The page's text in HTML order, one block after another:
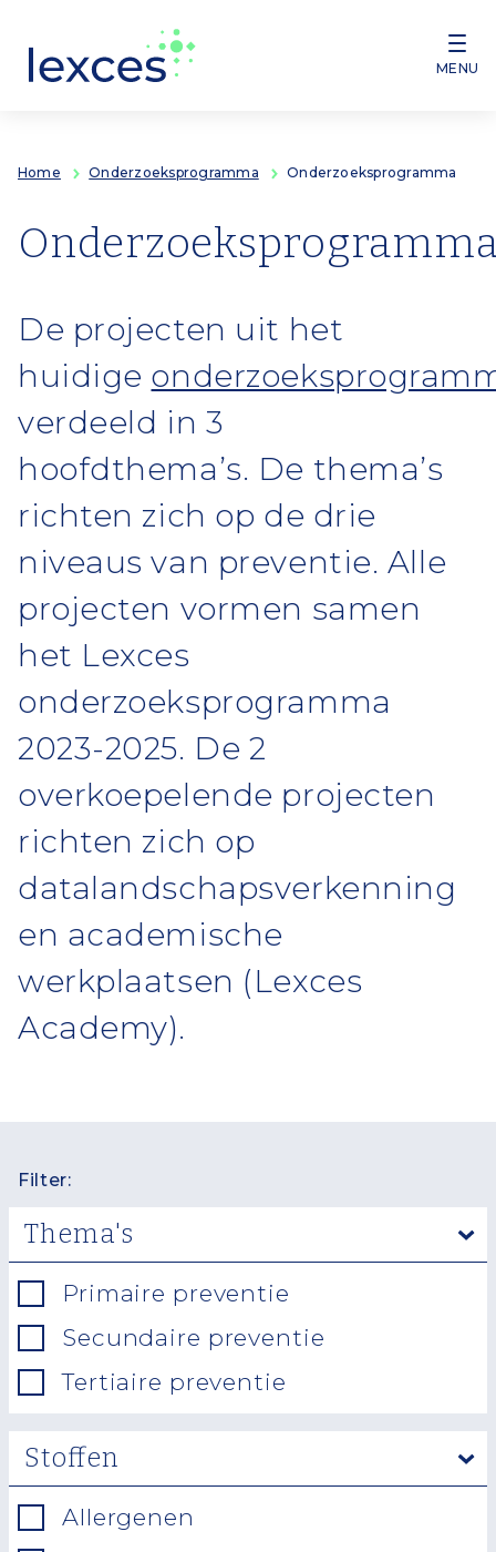
MENU
Home Onderzoeksprogramma Onderzoeksprogramma
De projecten uit het
huidige
verdeeld in 3
hoofdthema’s. De thema’s
richten zich op de drie
niveaus van preventie. Alle
projecten vormen samen
het Lexces
onderzoeksprogramma
2023-2025. De 2
overkoepelende projecten
richten zich op
datalandschapsverkenning
en academische
werkplaatsen (Lexces
Academy).
Filter:
Thema's
Primaire preventie
Secundaire preventie
Tertiaire preventie
Stoffen
Allergenen